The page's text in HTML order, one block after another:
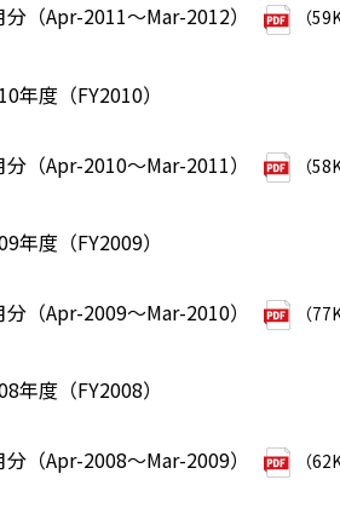
（Apr-2011～Mar-2012） （
年度（FY2010）
（Apr-2010～Mar-2011） （
年度（FY2009）
（Apr-2009～Mar-2010） （
年度（FY2008）
（Apr-2008～Mar-2009） （